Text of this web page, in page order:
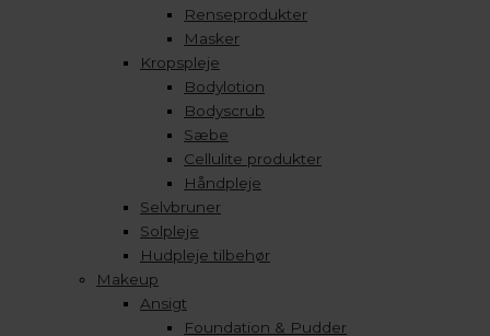
Renseprodukter
Masker
Kropspleje
Bodylotion
Bodyscrub
Sæbe
Cellulite produkter
Håndpleje
Selvbruner
Solpleje
Hudpleje tilbehør
Makeup
Ansigt
Foundation & Pudder